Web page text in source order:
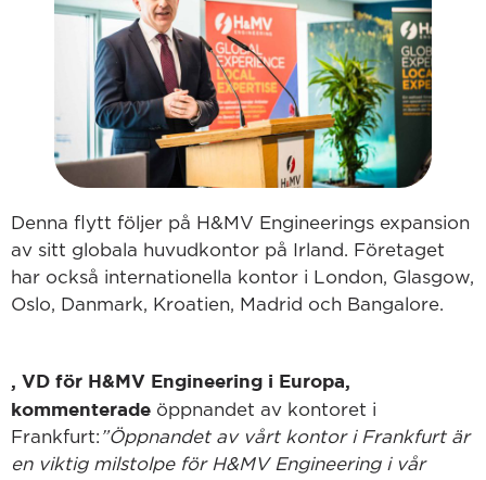
Denna flytt följer på H&MV Engineerings expansion
av sitt globala huvudkontor på Irland. Företaget
har också internationella kontor i London, Glasgow,
Oslo, Danmark, Kroatien, Madrid och Bangalore.
, VD för H&MV Engineering i Europa,
kommenterade öppnandet av kontoret i
Frankfurt: ”Öppnandet av vårt kontor i Frankfurt är
en viktig milstolpe för H&MV Engineering i vår